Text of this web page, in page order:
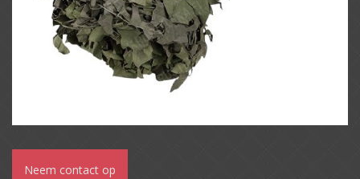
Neem contact op